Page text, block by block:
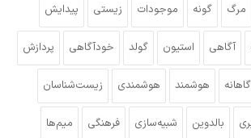
مرگ گونه موجودات زیستی پیدایش
آگاهی استیون گولد خودآگاهی پردازش
هوشمند هوشمندی زیست‌شناسان
بالدوین شبیه‌سازی فرهنگی میم‌ها